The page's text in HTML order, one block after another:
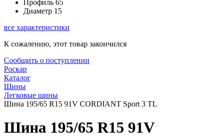
Профиль 65
Диаметр 15
все характеристики
К сожалению, этот товар закончился
Сообщить о поступлении
Роскар
Каталог
Шины
Легковые шины
Шина 195/65 R15 91V CORDIANT Sport 3 TL
Шина 195/65 R15 91V